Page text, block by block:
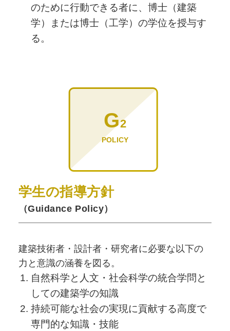
のために行動できる者に、博士（建築
学）または博士（工学）の学位を授与す
る。
G2
POLICY
学生の指導方針
（Guidance Policy）
建築技術者・設計者・研究者に必要な以下の
力と意識の涵養を図る。
自然科学と人文・社会科学の統合学問と
しての建築学の知識
持続可能な社会の実現に貢献する高度で
専門的な知識・技能